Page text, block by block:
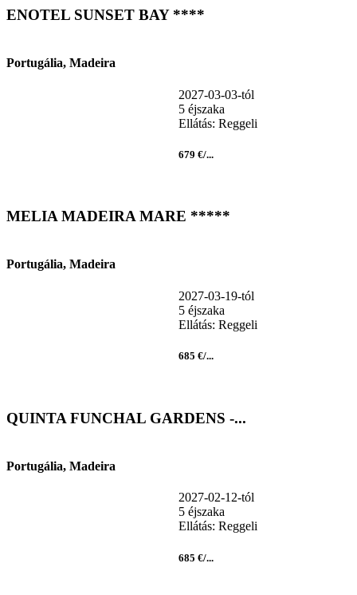
ENOTEL SUNSET BAY ****
Portugália, Madeira
2027-03-03-tól
5 éjszaka
Ellátás: Reggeli
679 €/...
MELIA MADEIRA MARE *****
Portugália, Madeira
2027-03-19-tól
5 éjszaka
Ellátás: Reggeli
685 €/...
QUINTA FUNCHAL GARDENS -...
Portugália, Madeira
2027-02-12-tól
5 éjszaka
Ellátás: Reggeli
685 €/...